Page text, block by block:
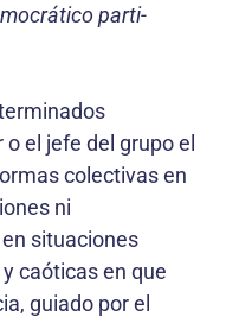
parti­
el jefe del grupo el
colectivas en
ni
situaciones
caóticas en que
guiado por el